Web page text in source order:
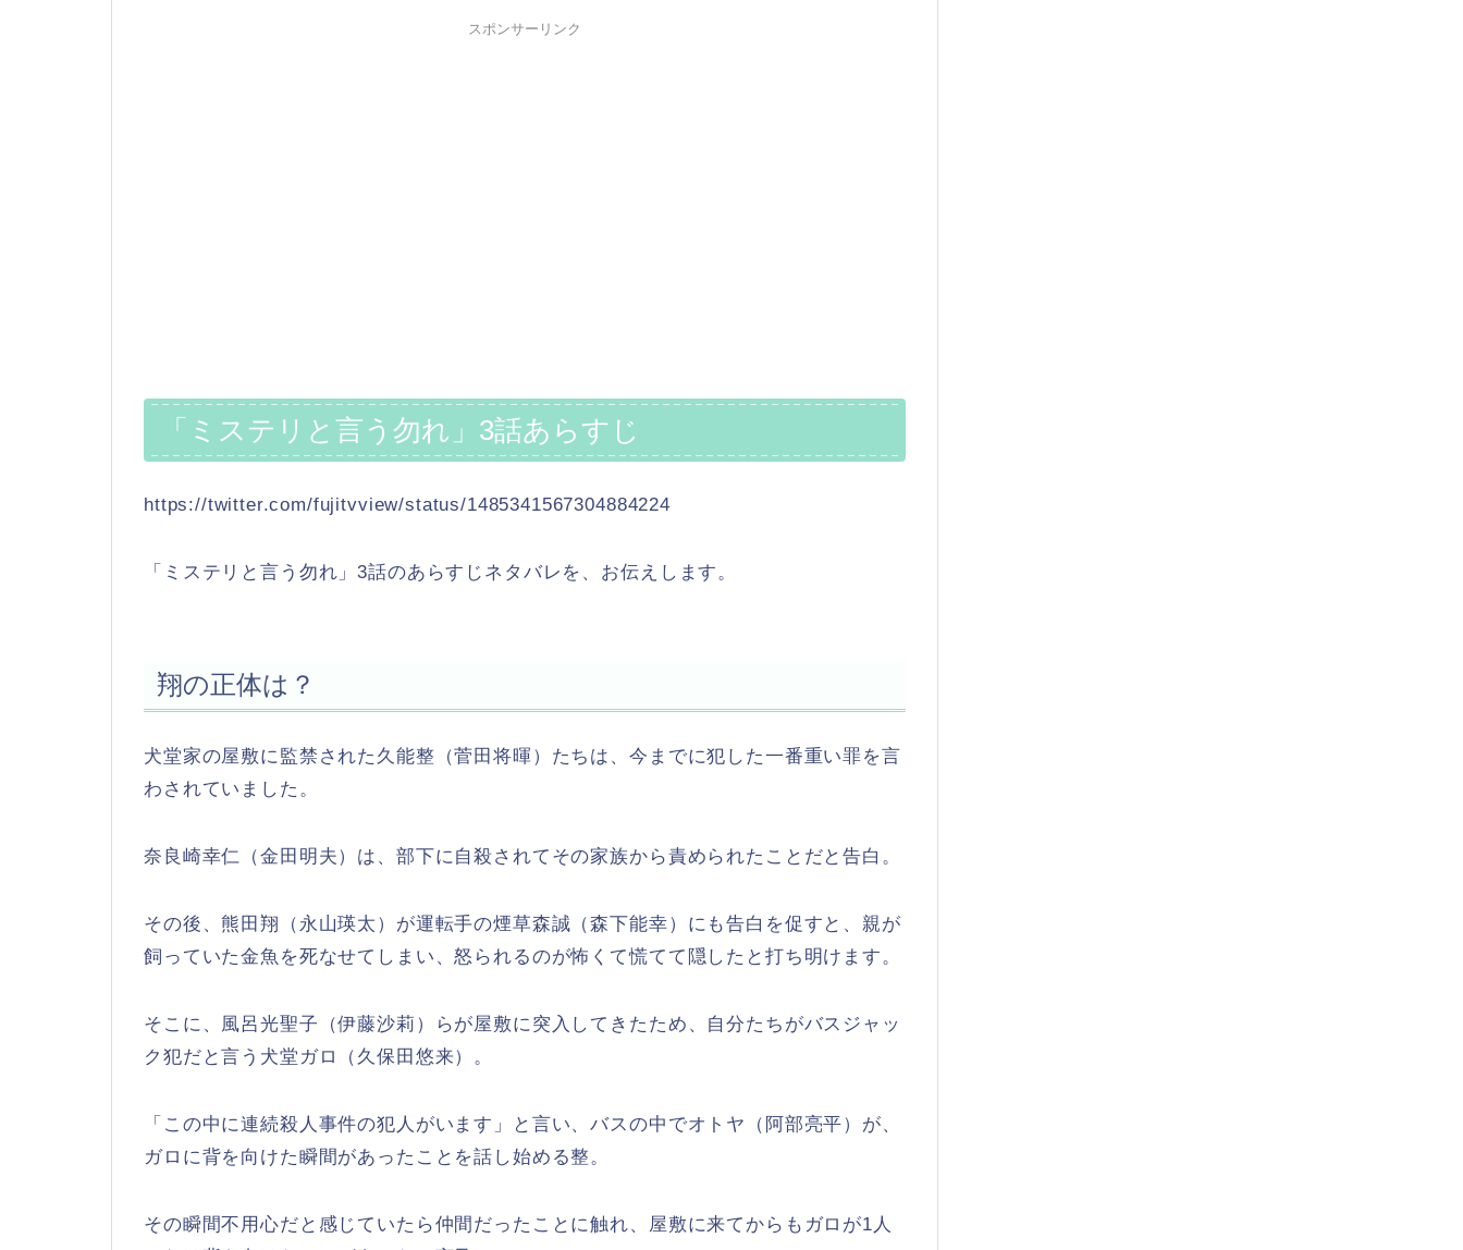
スポンサーリンク
「ミステリと言う勿れ」3話あらすじ
https://twitter.com/fujitvview/status/1485341567304884224
「ミステリと言う勿れ」3話のあらすじネタバレを、お伝えします。
翔の正体は？
犬堂家の屋敷に監禁された久能整（菅田将暉）たちは、今までに犯した一番重い罪を言
わされていました。
奈良崎幸仁（金田明夫）は、部下に自殺されてその家族から責められたことだと告白。
その後、熊田翔（永山瑛太）が運転手の煙草森誠（森下能幸）にも告白を促すと、親が
飼っていた金魚を死なせてしまい、怒られるのが怖くて慌てて隠したと打ち明けます。
そこに、風呂光聖子（伊藤沙莉）らが屋敷に突入してきたため、自分たちがバスジャッ
ク犯だと言う犬堂ガロ（久保田悠来）。
「この中に連続殺人事件の犯人がいます」と言い、バスの中でオトヤ（阿部亮平）が、
ガロに背を向けた瞬間があったことを話し始める整。
その瞬間不用心だと感じていたら仲間だったことに触れ、屋敷に来てからもガロが1人